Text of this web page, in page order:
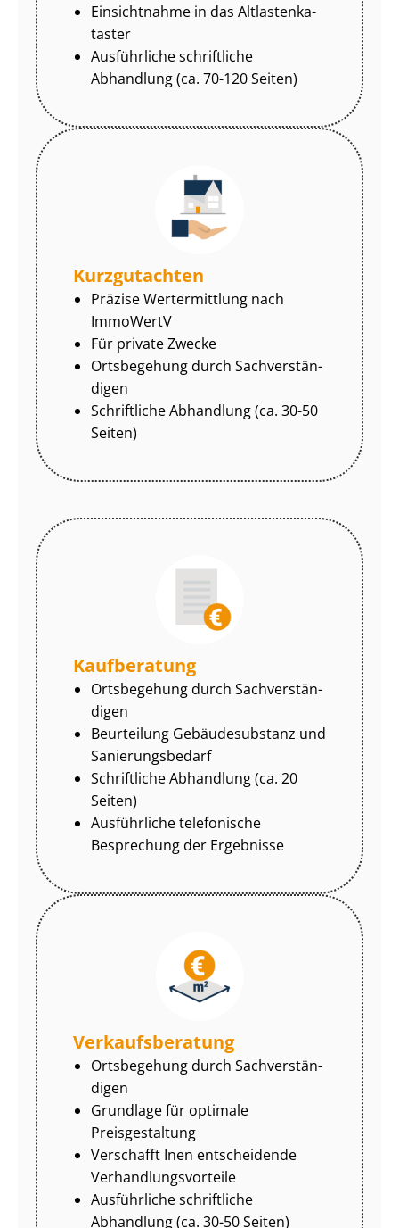
Einsichtnahme in das Alt­las­ten­ka­
tas­ter
Ausführliche schriftliche
Abhandlung (ca. 70-120 Seiten)
Kurzgutachten
Präzise Wertermittlung nach
ImmoWertV
Für private Zwecke
Ortsbegehung durch Sach­ver­stän­
di­gen
Schriftliche Abhandlung (ca. 30-50
Seiten)
Kaufberatung
Ortsbegehung durch Sach­ver­stän­
di­gen
Beurteilung Gebäudesubstanz und
Sa­nie­rungs­be­darf
Schriftliche Abhandlung (ca. 20
Seiten)
Ausführliche telefonische
Besprechung der Ergebnisse
Ver­kaufs­be­ra­tung
Ortsbegehung durch Sach­ver­stän­
di­gen
Grundlage für optimale
Preisgestaltung
Verschafft Inen entscheidende
Ver­hand­lungs­vor­tei­le
Ausführliche schriftliche
Abhandlung (ca. 30-50 Seiten)